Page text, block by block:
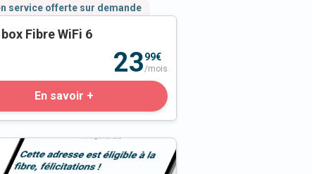
service offerte sur demande
box Fibre WiFi 6
2399€
/mois
En savoir +